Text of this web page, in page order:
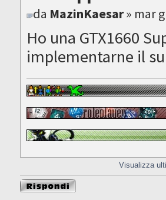
da MazinKaesar» mar
Ho una GTX1660
implementarne il
Visualizza
Rispondi al
messaggio